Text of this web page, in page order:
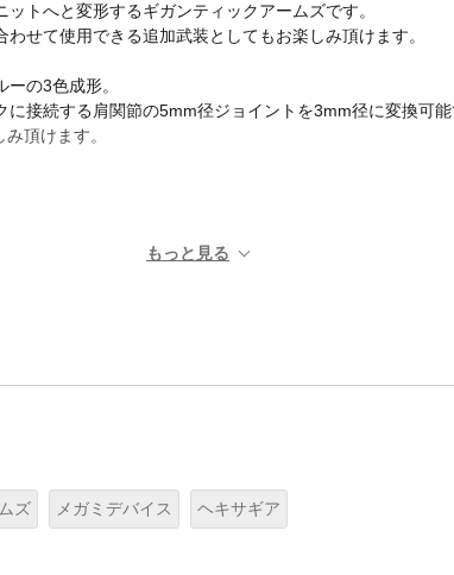
トへと変形するギガンティックアームズです。
せて使用できる追加武装としてもお楽しみ頂けます。
の3色成形。
接続する肩関節の5mm径ジョイントを3mm径に変換可
頂けます。
ズ メガミデバイス ヘキサギア